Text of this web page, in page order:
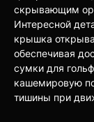
скрывающим
Интересной
крышка
обеспечивая
сумки для
кашемировую
тишины при